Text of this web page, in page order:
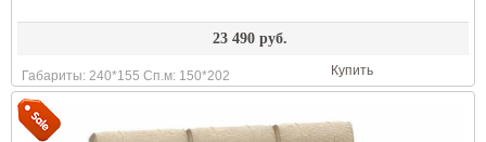
23 490 руб.
Габариты: 240*155 Сп.м: 150*202 Купить